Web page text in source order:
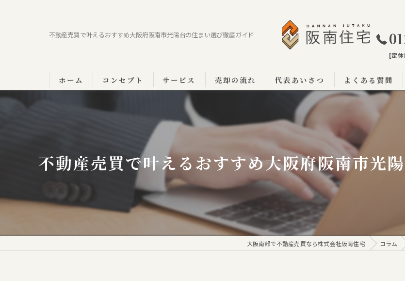
不動産売買で叶えるおすすめ大阪府阪南市光陽台の住まい選び徹底ガイド
[定休
ホーム コンセプト サービス 売却の流れ 代表あいさつ よくある質問
不動産売買で叶えるおすすめ大阪府阪南市光
大阪南部で不動産売買なら株式会社阪南住宅 コラム